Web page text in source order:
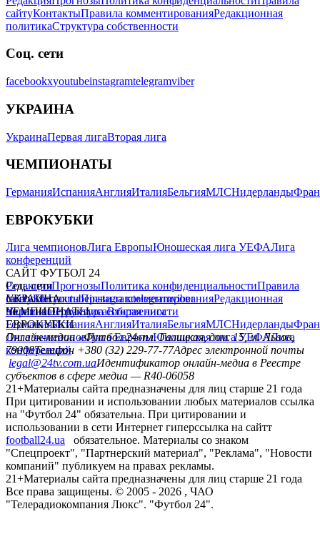
сайтуКонтактыПравила комментированияРедакционная
политикаСтруктура собственности
Соц. сети
facebookxyoutubeinstagramtelegramviber
УКРАИНА
УкраинаПервая лигаВторая лига
ЧЕМПИОНАТЫ
ГерманияИспанияАнглияИталияБельгияМЛСНидерланды
ЕВРОКУБКИ
Лига чемпионовЛига ЕвропыЮношеская лига УЕФАЛига
конференций
САЙТ ФУТБОЛ 24
РедакцияПрогнозыПолитика конфиденциальностиПравила
сайтуКонтактыПравила комментированияРедакционная
политикаСтруктура собственности
Соц. сети
facebookxyoutubeinstagramtelegramviber
УКРАИНА
УкраинаПервая лигаВторая лига
ЧЕМПИОНАТЫ
ГерманияИспанияАнглияИталияБельгияМЛСНидерланды
ЕВРОКУБКИ
Лига чемпионовЛига ЕвропыЮношеская лига УЕФАЛига
конференций
Онлайн-медиа «Футбол 24»пл. Галицкая, дом. 15, м. Львов,
79008Телефон +380 (32) 229-77-77Адрес электронной почты
legal@24tv.com.uaИдентификатор онлайн-медиа в Реестре
субъектов в сфере медиа — R40-06058
21+Материалы сайта предназначены для лиц старше 21 года
При цитировании и использовании любых материалов ссылка
на "Футбол 24" обязательна. При цитировании и
использовании в сети Интернет гиперссылка на сайтт
football24.ua
обязательное. Материалы со знаком
"Спецпроект", "Партнерский материал", "Реклама", "Новости
компаний" публикуем на правах рекламы.
21+Материалы сайта предназначены для лиц старше 21 года
Все права защищены. © 2005 - 2026 , ЧАО
"Телерадиокомпания Люкс". "Футбол 24".